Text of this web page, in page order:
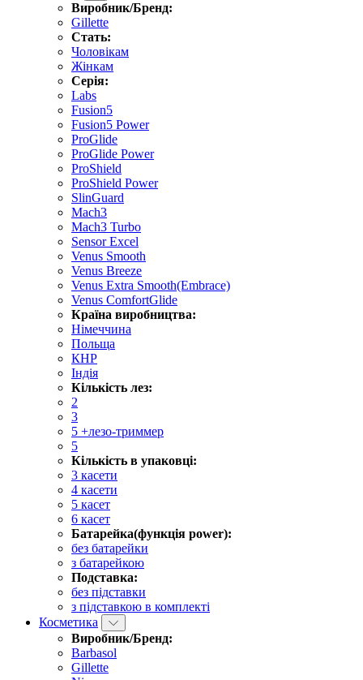
Виробник/Бренд:
Gillette
Стать:
Чоловікам
Жінкам
Серія:
Labs
Fusion5
Fusion5 Power
ProGlide
ProGlide Power
ProShield
ProShield Power
SlinGuard
Mach3
Mach3 Turbo
Sensor Excel
Venus Smooth
Venus Breeze
Venus Extra Smooth(Embrace)
Venus ComfortGlide
Країна виробництва:
Німеччина
Польща
КНР
Індія
Кількість лез:
2
3
5 +лезо-триммер
5
Кількість в упаковці:
3 касети
4 касети
5 касет
6 касет
Батарейка(функція power):
без батарейки
з батарейкою
Подставка:
без підставки
з підставкою в комплекті
Косметика
Виробник/Бренд:
Barbasol
Gillette